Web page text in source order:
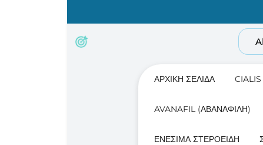
content
ΑΡΧΙΚΉ ΣΕΛΊΔΑ
AVANAFIL (ΑΒΑΝΑΦΊΛΗ)
ΕΝΈΣΙΜΑ ΣΤΕΡΟΕΙΔΉ